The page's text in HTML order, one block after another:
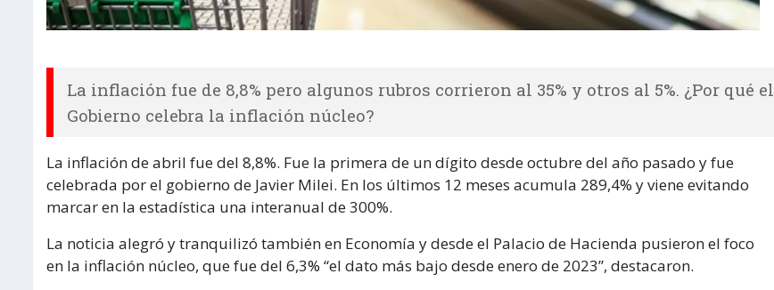
La inflación fue de 8,8% pero algunos rubros corrieron al 35% y otros al 5%. ¿Por qué el
Gobierno celebra la inflación núcleo?
La inflación de abril fue del 8,8%. Fue la primera de un dígito desde octubre del año pasado y fue
celebrada por el gobierno de Javier Milei. En los últimos 12 meses acumula 289,4% y viene evitando
marcar en la estadística una interanual de 300%.
La noticia alegró y tranquilizó también en Economía y desde el Palacio de Hacienda pusieron el foco
en la inflación núcleo, que fue del 6,3% “el dato más bajo desde enero de 2023”, destacaron.